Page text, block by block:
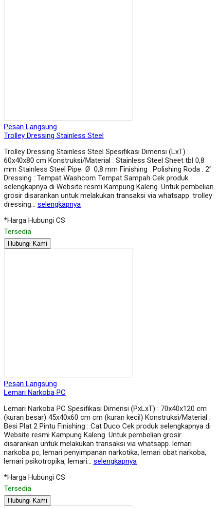
Pesan Langsung
Trolley Dressing Stainless Steel
Trolley Dressing Stainless Steel Spesifikasi Dimensi (LxT) :
60x40x80 cm Konstruksi/Material : Stainless Steel Sheet tbl 0,8
mm Stainless Steel Pipe Ø 0,8 mm Finishing : Polishing Roda : 2″
Dressing : Tempat Washcom Tempat Sampah Cek produk
selengkapnya di Website resmi Kampung Kaleng. Untuk pembelian
grosir disarankan untuk melakukan transaksi via whatsapp. trolley
dressing… selengkapnya
*Harga Hubungi CS
Tersedia
Hubungi Kami
Pesan Langsung
Lemari Narkoba PC
Lemari Narkoba PC Spesifikasi Dimensi (PxLxT) : 70x40x120 cm
(kuran besar) 45x40x60 cm cm (kuran kecil) Konstruksi/Material :
Besi Plat 2 Pintu Finishing : Cat Duco Cek produk selengkapnya di
Website resmi Kampung Kaleng. Untuk pembelian grosir
disarankan untuk melakukan transaksi via whatsapp. lemari
narkoba pc, lemari penyimpanan narkotika, lemari obat narkoba,
lemari psikotropika, lemari… selengkapnya
*Harga Hubungi CS
Tersedia
Hubungi Kami